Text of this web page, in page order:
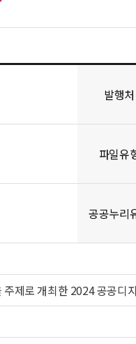
발행처
파일유
공공누리
제로 개최한 2024 공공디